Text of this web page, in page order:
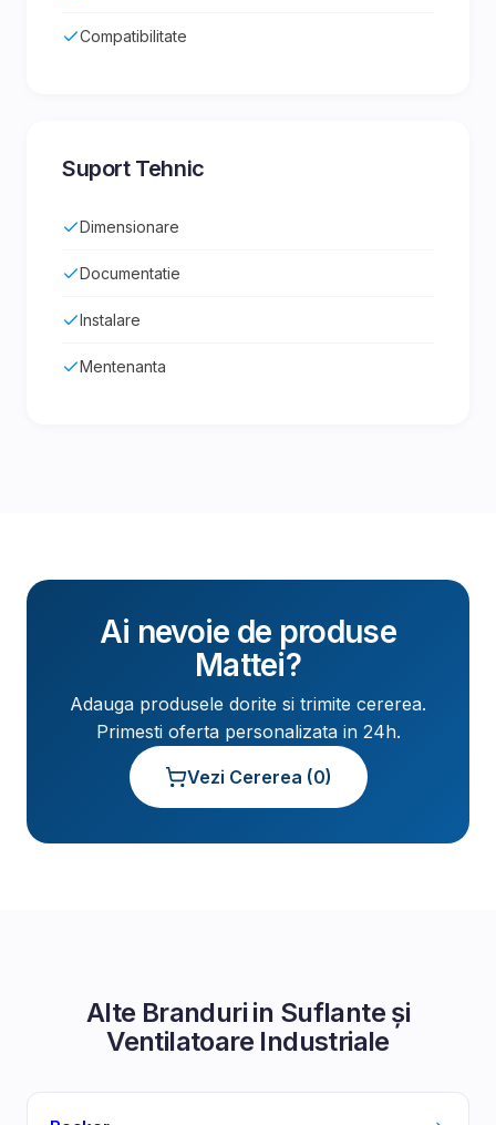
Compatibilitate
Suport Tehnic
Dimensionare
Documentatie
Instalare
Mentenanta
Ai nevoie de produse
Mattei?
Adauga produsele dorite si trimite cererea.
Primesti oferta personalizata in 24h.
Vezi Cererea (0)
Alte Branduri in Suflante și
Ventilatoare Industriale